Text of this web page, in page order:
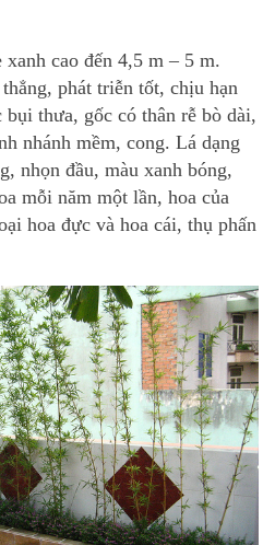
xanh cao đến 4,5 m – 5 m.
phát triễn tốt, chịu hạn
thưa, gốc có thân rễ bò dài,
nhánh mềm, cong. Lá dạng
nhọn đầu, màu xanh bóng,
mỗi năm một lần, hoa của
hoa đực và hoa cái, thụ phấn